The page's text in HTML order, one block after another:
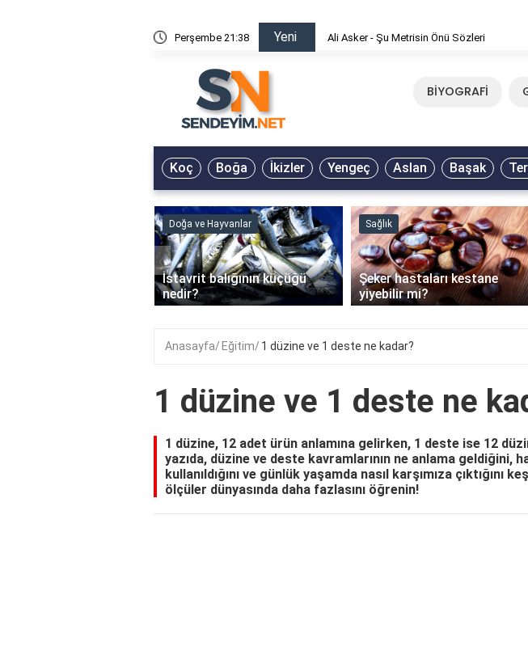
Perşembe 21:38 Yeni Ali Asker - Şu Metrisin Önü Sözleri
BİYOGRAFİ
Koç Boğa İkizler Yengeç Aslan Başak
Doğa ve Hayvanlar
İstavrit balığının küçüğü
nedir?
Sağlık
Şeker hastaları kestane
yiyebilir mi?
‹
Anasayfa Eğitim 1 düzine ve 1 deste ne kadar?
1 düzine ve 1 deste ne
1 düzine, 12 adet ürün anlamına gelirken, 1 deste ise 12
yazıda, düzine ve deste kavramlarının ne anlama geldiğini,
kullanıldığını ve günlük yaşamda nasıl karşımıza çıktığını
ölçüler dünyasında daha fazlasını öğrenin!